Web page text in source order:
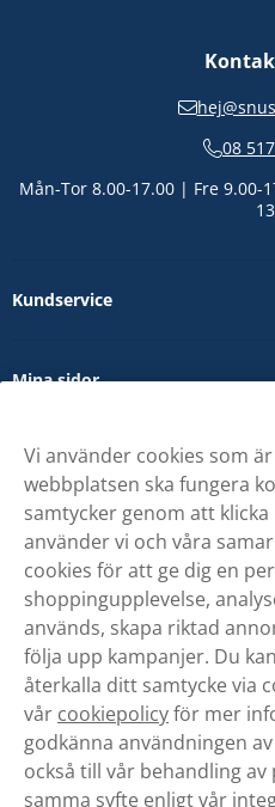
08
Mån-Tor 8.00-17.00 | Fre
Kundservice
Mina sidor
Om oss
Vi använder cookies som
webbplatsen ska fungera
samtycker genom att klicka
använder vi och våra
cookies för att ge dig en
shoppingupplevelse,
används, skapa riktad
följa upp kampanjer. Du
återkalla ditt samtycke via
vår cookiepolicyför mer
godkänna användningen
också till vår behandling
samma syfte enligt vår